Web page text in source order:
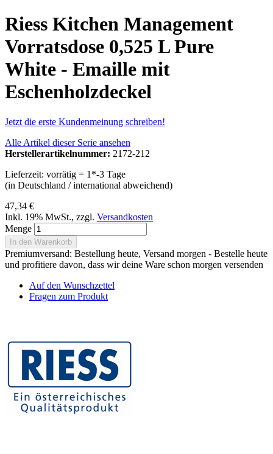
Riess Kitchen Management
Vorratsdose 0,525 L Pure
White - Emaille mit
Eschenholzdeckel
Jetzt die erste Kundenmeinung schreiben!
Alle Artikel dieser Serie ansehen
Herstellerartikelnummer: 2172-212
Lieferzeit: vorrätig = 1*-3 Tage
(in Deutschland / international abweichend)
47,34 €
Inkl. 19% MwSt., zzgl. Versandkosten
Menge
In den Warenkorb
Premiumversand: Bestellung heute, Versand morgen - Bestelle heute
und profitiere davon, dass wir deine Ware schon morgen versenden
Auf den Wunschzettel
Fragen zum Produkt